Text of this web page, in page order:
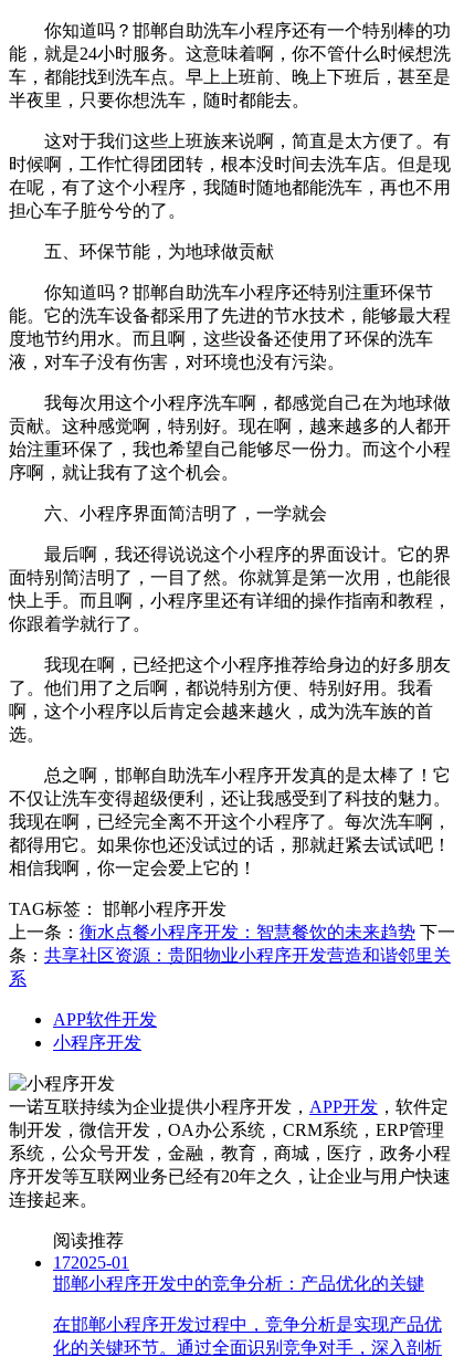
你知道吗？邯郸自助洗车小程序还有一个特别棒的功
能，就是24小时服务。这意味着啊，你不管什么时候想洗
车，都能找到洗车点。早上上班前、晚上下班后，甚至是
半夜里，只要你想洗车，随时都能去。
这对于我们这些上班族来说啊，简直是太方便了。有
时候啊，工作忙得团团转，根本没时间去洗车店。但是现
在呢，有了这个小程序，我随时随地都能洗车，再也不用
担心车子脏兮兮的了。
五、环保节能，为地球做贡献
你知道吗？邯郸自助洗车小程序还特别注重环保节
能。它的洗车设备都采用了先进的节水技术，能够最大程
度地节约用水。而且啊，这些设备还使用了环保的洗车
液，对车子没有伤害，对环境也没有污染。
我每次用这个小程序洗车啊，都感觉自己在为地球做
贡献。这种感觉啊，特别好。现在啊，越来越多的人都开
始注重环保了，我也希望自己能够尽一份力。而这个小程
序啊，就让我有了这个机会。
六、小程序界面简洁明了，一学就会
最后啊，我还得说说这个小程序的界面设计。它的界
面特别简洁明了，一目了然。你就算是第一次用，也能很
快上手。而且啊，小程序里还有详细的操作指南和教程，
你跟着学就行了。
我现在啊，已经把这个小程序推荐给身边的好多朋友
了。他们用了之后啊，都说特别方便、特别好用。我看
啊，这个小程序以后肯定会越来越火，成为洗车族的首
选。
总之啊，邯郸自助洗车小程序开发真的是太棒了！它
不仅让洗车变得超级便利，还让我感受到了科技的魅力。
我现在啊，已经完全离不开这个小程序了。每次洗车啊，
都得用它。如果你也还没试过的话，那就赶紧去试试吧！
相信我啊，你一定会爱上它的！
TAG标签：
邯郸小程序开发
上一条： 衡水点餐小程序开发：智慧餐饮的未来趋势 下一
条： 共享社区资源：贵阳物业小程序开发营造和谐邻里关
系
APP软件开发
小程序开发
一诺互联持续为企业提供小程序开发， APP开发 ，软件定
制开发，微信开发，OA办公系统，CRM系统，ERP管理
系统，公众号开发，金融，教育，商城，医疗，政务小程
序开发等互联网业务已经有20年之久，让企业与用户快速
连接起来。
阅读推荐
172025-01
邯郸小程序开发中的竞争分析：产品优化的关键
在邯郸小程序开发过程中，竞争分析是实现产品优
化的关键环节。通过全面识别竞争对手，深入剖析